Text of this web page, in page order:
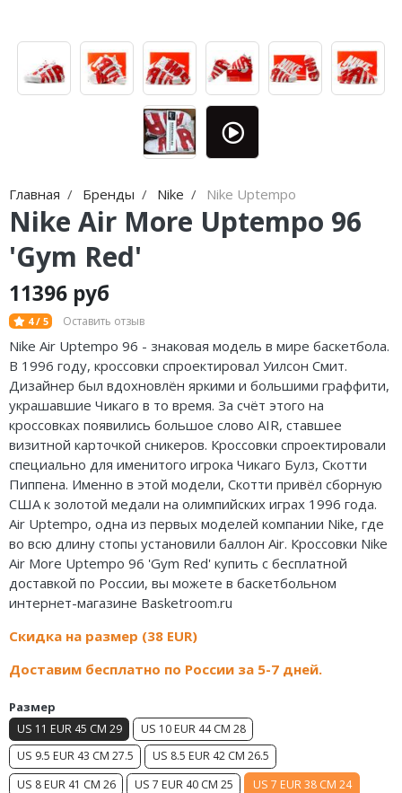
Главная Бренды Nike Nike Uptempo
Nike Air More Uptempo 96
'Gym Red'
11396 руб
4 / 5 Оставить отзыв
Nike Air Uptempo 96 - знаковая модель в мире баскетбола.
В 1996 году, кроссовки спроектировал Уилсон Смит.
Дизайнер был вдохновлён яркими и большими граффити,
украшавшие Чикаго в то время. За счёт этого на
кроссовках появились большое слово AIR, ставшее
визитной карточкой сникеров. Кроссовки спроектировали
специально для именитого игрока Чикаго Булз, Скотти
Пиппена. Именно в этой модели, Скотти привёл сборную
США к золотой медали на олимпийских играх 1996 года.
Air Uptempo, одна из первых моделей компании Nike, где
во всю длину стопы установили баллон Air. Кроссовки Nike
Air More Uptempo 96 'Gym Red' купить с бесплатной
доставкой по России, вы можете в баскетбольном
интернет-магазине Basketroom.ru
Скидка на размер (38 EUR)
Доставим бесплатно по России за 5-7 дней.
Размер
US 11 EUR 45 CM 29
US 10 EUR 44 CM 28
US 9.5 EUR 43 CM 27.5
US 8.5 EUR 42 CM 26.5
US 8 EUR 41 CM 26
US 7 EUR 40 CM 25
US 7 EUR 38 CM 24
Jordan Tatum
Air Jordan 312
Air Jordan 38
Air Jordan 37
Air Jordan 36
Air Jordan 1
Air Jordan 3
Air Jordan 4
Air Jordan 5
Air Jordan 6
Air Jordan 7
Air Jordan 10
Air Jordan 11
Air Jordan 12
Air Jordan 13
Air Jordan 15
Air Jordan 23
adidas Samba
adidas Gazelle
adidas adiFOM
adidas Adizero
adidas Harden
adidas Dame
adidas AE
Adidas Yeezy Boost 350 V2